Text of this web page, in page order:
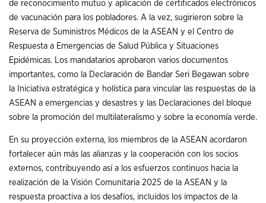
de reconocimiento mutuo y aplicación de certificados electrónicos
de vacunación para los pobladores. A la vez, sugirieron sobre la
Reserva de Suministros Médicos de la ASEAN y el Centro de
Respuesta a Emergencias de Salud Pública y Situaciones
Epidémicas. Los mandatarios aprobaron varios documentos
importantes, como la Declaración de Bandar Seri Begawan sobre
la Iniciativa estratégica y holística para vincular las respuestas de la
ASEAN a emergencias y desastres y las Declaraciones del bloque
sobre la promoción del multilateralismo y sobre la economía verde.
En su proyección externa, los miembros de la ASEAN acordaron
fortalecer aún más las alianzas y la cooperación con los socios
externos, contribuyendo así a los esfuerzos continuos hacia la
realización de la Visión Comunitaria 2025 de la ASEAN y la
respuesta proactiva a los desafíos, incluidos los impactos de la